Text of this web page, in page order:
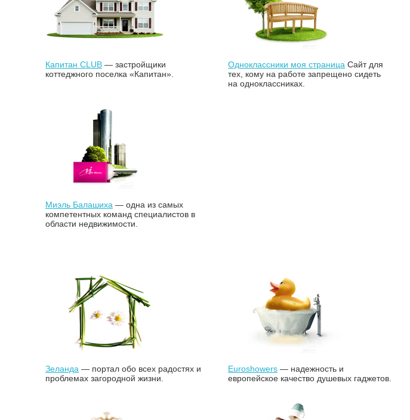
Капитан CLUB — застройщики
коттеджного поселка «Капитан».
Одноклассники моя страница Сайт для
тех, кому на работе запрещено сидеть
на одноклассниках.
Миэль Балашиха — одна из самых
компетентных команд специалистов в
области недвижимости.
Зеланда — портал обо всех радостях и
проблемах загородной жизни.
Euroshowers — надежность и
европейское качество душевых гаджетов.